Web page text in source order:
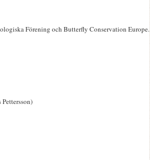
Förening och Butterfly Conservation Europe.